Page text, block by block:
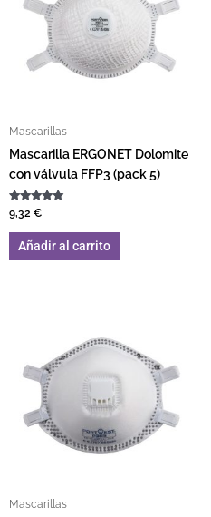
Mascarillas
Mascarilla ERGONET Dolomite
con válvula FFP3 (pack 5)
Valorado con
5.00
de 5
9,32 €
Añadir al carrito
Mascarillas